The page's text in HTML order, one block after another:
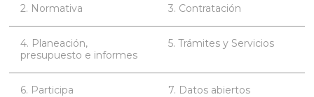
2. Normativa 3. Contratación
4. Planeación,
presupuesto e informes
5. Trámites y Servicios
6. Participa 7. Datos abiertos